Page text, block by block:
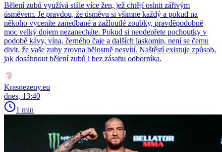
Bělení zubů využívá stále více žen, jež chtějí oslnit zářivým
úsměvem. Je pravdou, že úsměvu si všimne každý a pokud na
někoho vyceníte zanedbané a zažloutlé zoubky, pravděpodobně
moc velký dojem nezanecháte. Pokud si neodepřete pochoutky v
podobě kávy, vína, černého čaje a dalších laskomin, není se čemu
divit, že vaše zuby zrovna bělostně nesvítí. Naštěstí existuje způsob,
jak dosáhnout bělení zubů i bez zásahu odborníka.
Krasnezeny.eu
dnes, 13:40
1 min